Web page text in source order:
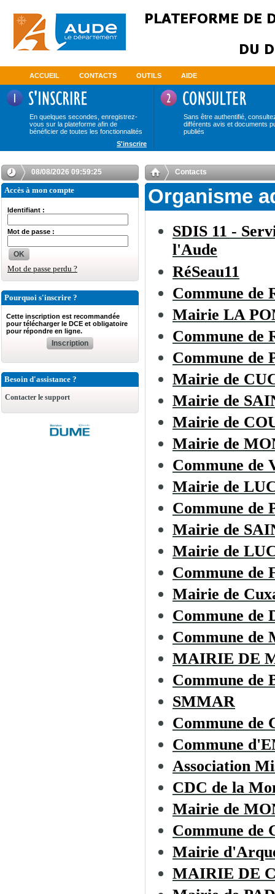
ACCUEIL CONTACTS OUTILS AIDE
En quelques secondes, enregistrez-
vous sur la plateforme afin de
bénéficier de toutes les fonctionnalités
Sans être authentifié,
différents avis et documents
publiés
S'inscrire
08/08/2026 09:59:25
Accès à mon compte
Identifiant :
Mot de passe :
OK
Mot de passe perdu ?
Pourquoi s'inscrire ?
Cette inscription est recommandée
pour télécharger le DCE et obligatoire
pour répondre en ligne.
Inscription
Besoin d'assistance ?
Contacter le support
Contacts
Organisme
SDIS 11 -
l'Aude
RéSeau11
Commune de
Mairie LA
Commune de
Commune de
Mairie de
Mairie de
Mairie de
Mairie de
Commune
Mairie de
Commune de
Mairie de
Mairie de
Commune de
Mairie de
Commune de
Commune de
MAIRIE DE
Commune de
SMMAR
Commune de
Commune
Association
CDC de la
Mairie de
Commune de
Mairie
MAIRIE DE